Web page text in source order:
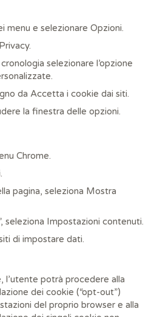
menu e selezionare Opzioni.
selezionare l’opzione
da Accetta i cookie dai siti.
la finestra delle opzioni.
Chrome.
pagina, seleziona Mostra
seleziona Impostazioni contenuti.
di impostare dati.
l’utente potrà procedere alla
dei cookie (“opt-out”)
del proprio browser e alla